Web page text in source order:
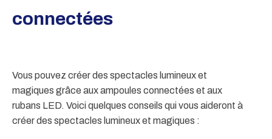
connectées
Vous pouvez créer des spectacles lumineux et
magiques grâce aux ampoules connectées et aux
rubans LED. Voici quelques conseils qui vous aideront à
créer des spectacles lumineux et magiques :